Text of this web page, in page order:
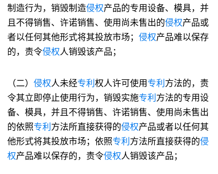
制造行为，销毁制造侵权产品的专用设备、模具，并
且不得销售、许诺销售、使用尚未售出的侵权产品或
者以任何其他形式将其投放市场； 侵权产品难以保存
的，责令侵权人销毁该产品；
（二） 侵权人未经专利 权人许可使用专利 方法的，责
令其立即停止使用行为，销毁实施专利 方法的专用设
备、模具，并且不得销售、许诺销售、使用尚未售出
的依照专利 方法所直接获得的侵权产品或者以任何其
他形式将其投放市场；依照专利 方法所直接获得的侵
权产品难以保存的，责令侵权人销毁该产品；